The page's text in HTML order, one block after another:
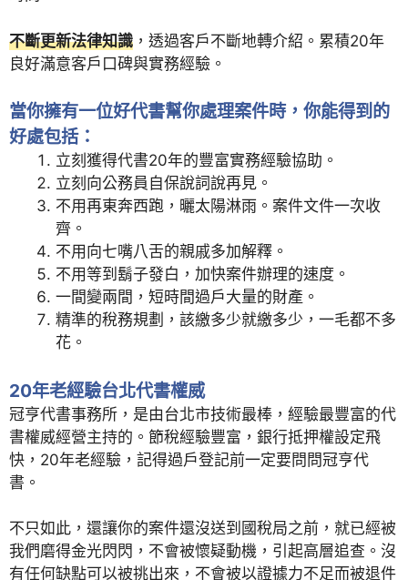
不斷更新法律知識 ，透過客戶不斷地轉介紹。累積20年
良好滿意客戶口碑與實務經驗。
當你擁有一位好代書幫你處理案件時，你能得到的
好處包括：
立刻獲得代書20年的豐富實務經驗協助。
立刻向公務員自保說詞說再見。
不用再東奔西跑，曬太陽淋雨。案件文件一次收
齊。
不用向七嘴八舌的親戚多加解釋。
不用等到鬍子發白，加快案件辦理的速度。
一間變兩間，短時間過戶大量的財產。
精準的稅務規劃，該繳多少就繳多少，一毛都不多
花。
20年老經驗台北代書權威
冠亨代書事務所，是由台北市技術最棒，經驗最豐富的代
書權威經營主持的。節稅經驗豐富，銀行抵押權設定飛
快，20年老經驗，記得過戶登記前一定要問問冠亨代
書。
不只如此，還讓你的案件還沒送到國稅局之前，就已經被
我們磨得金光閃閃，不會被懷疑動機，引起高層追查。沒
有任何缺點可以被挑出來，不會被以證據力不足而被退件